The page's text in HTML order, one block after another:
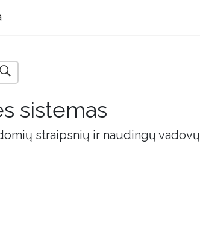
sistemas
straipsnių ir naudingų vadovų